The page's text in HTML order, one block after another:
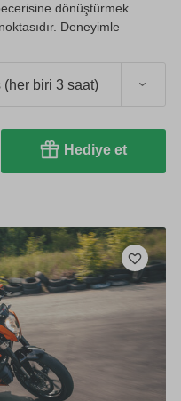
dönüştürmek
Deneyimle
(her biri 3 saat)
Hediye et